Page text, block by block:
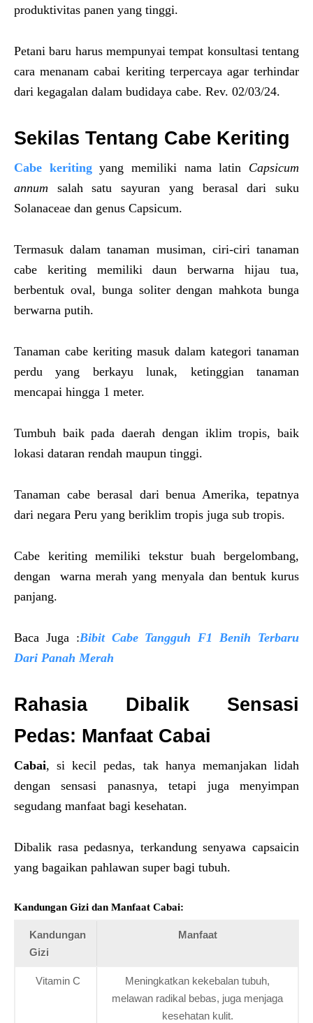
produktivitas panen yang tinggi.
Petani baru harus mempunyai tempat konsultasi tentang
cara menanam cabai keriting terpercaya agar terhindar
dari kegagalan dalam budidaya cabe. Rev. 02/03/24.
Sekilas Tentang Cabe Keriting
Cabe keritingyang memiliki nama latin Capsicum
annum salah satu sayuran yang berasal dari suku
Solanaceae dan genus Capsicum.
Termasuk dalam tanaman musiman, ciri-ciri tanaman
cabe keriting memiliki daun berwarna hijau tua,
berbentuk oval, bunga soliter dengan mahkota bunga
berwarna putih.
Tanaman cabe keriting masuk dalam kategori tanaman
perdu yang berkayu lunak, ketinggian tanaman
mencapai hingga 1 meter.
Tumbuh baik pada daerah dengan iklim tropis, baik
lokasi dataran rendah maupun tinggi.
Tanaman cabe berasal dari benua Amerika, tepatnya
dari negara Peru yang beriklim tropis juga sub tropis.
Cabe keriting memiliki tekstur buah bergelombang,
dengan warna merah yang menyala dan bentuk kurus
panjang.
Baca Juga :Bibit Cabe Tangguh F1 Benih Terbaru
Dari Panah Merah
Rahasia Dibalik Sensasi
Pedas: Manfaat Cabai
Cabai, si kecil pedas, tak hanya memanjakan lidah
dengan sensasi panasnya, tetapi juga menyimpan
segudang manfaat bagi kesehatan.
Dibalik rasa pedasnya, terkandung senyawa capsaicin
yang bagaikan pahlawan super bagi tubuh.
Kandungan Gizi dan Manfaat Cabai:
Kandungan
Gizi
Manfaat
Vitamin C
Meningkatkan kekebalan tubuh,
melawan radikal bebas, juga menjaga
kesehatan kulit.